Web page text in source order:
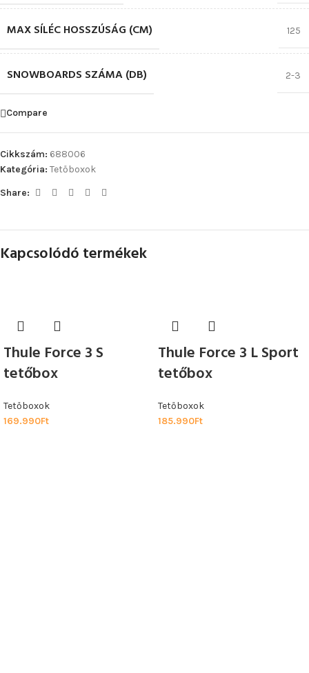
MAX SÍLÉC HOSSZÚSÁG (CM) 125
SNOWBOARDS SZÁMA (DB) 2-3
Compare
Cikkszám: 688006
Kategória: Tetőboxok
Share:
Kapcsolódó termékek
Thule Force 3 S
tetőbox
Tetőboxok
169.990Ft
Thule Force 3 L Sport
tetőbox
Tetőboxok
185.990Ft